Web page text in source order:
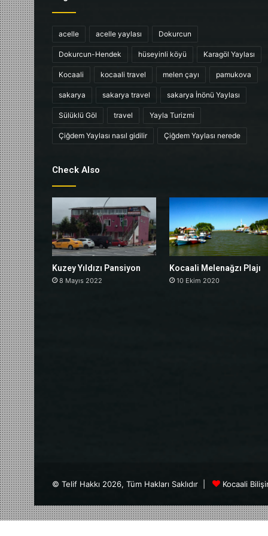
acelle acelle yaylası Dokurcun
Dokurcun-Hendek hüseyinli köyü Karagöl Yaylası
Kocaali kocaali travel melen çayı pamukova
sakarya sakarya travel sakarya İnönü Yaylası
Sülüklü Göl travel Yayla Turizmi
Çiğdem Yaylası nasıl gidilir Çiğdem Yaylası nerede
Check Also
Kuzey Yıldızı Pansiyon
8 Mayıs 2022
Kocaali Melenağzı Plajı
10 Ekim 2020
© Telif Hakkı 2026, Tüm Hakları Saklıdır | Kocaali